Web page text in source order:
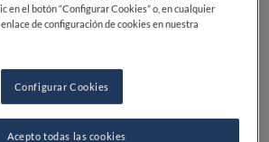
Sábado, 13:00-17:30, 19:00-00:30
en el botón “Configurar Cookies” o, en cualquier
de configuración de cookies en nuestra
Configurar Cookies
Acepto todas las cookies